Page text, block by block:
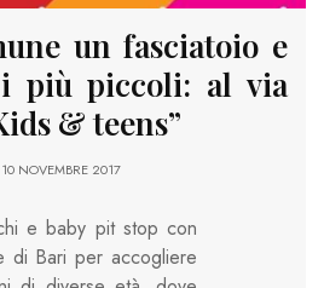
un fasciatoio e
i più piccoli: al via
& teens”
NOVEMBRE 2017
e baby pit stop con
di Bari per accogliere